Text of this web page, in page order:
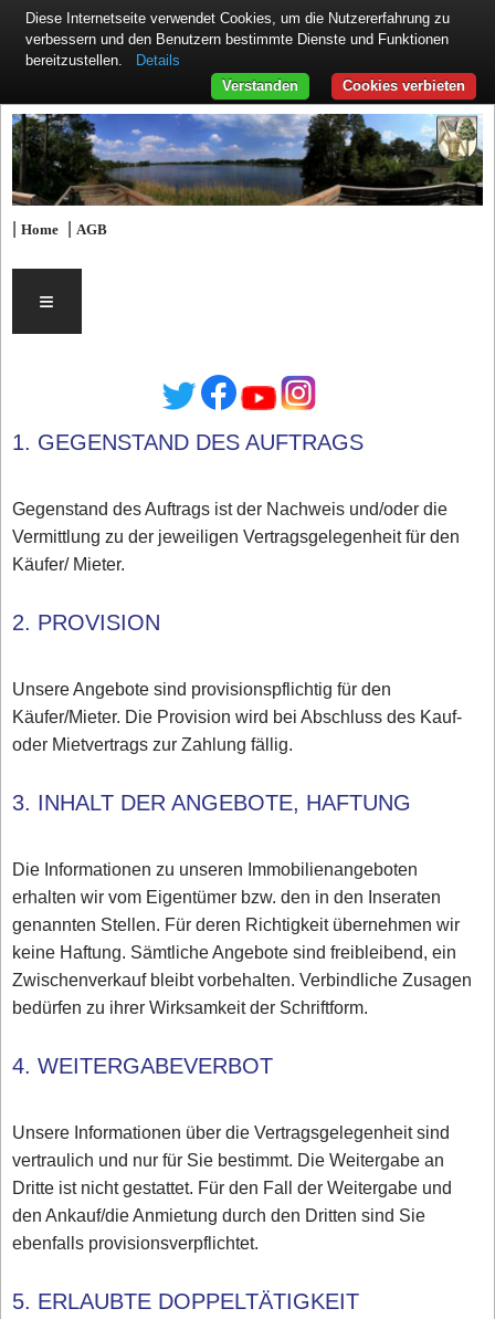
|Home |AGB
≡
1. GEGENSTAND DES AUFTRAGS
Gegenstand des Auftrags ist der Nachweis und/oder die
Vermittlung zu der jeweiligen Vertragsgelegenheit für den
Käufer/ Mieter.
2. PROVISION
Unsere Angebote sind provisionspflichtig für den
Käufer/Mieter. Die Provision wird bei Abschluss des Kauf-
oder Mietvertrags zur Zahlung fällig.
3. INHALT DER ANGEBOTE, HAFTUNG
Die Informationen zu unseren Immobilienangeboten
erhalten wir vom Eigentümer bzw. den in den Inseraten
genannten Stellen. Für deren Richtigkeit übernehmen wir
keine Haftung. Sämtliche Angebote sind freibleibend, ein
Zwischenverkauf bleibt vorbehalten. Verbindliche Zusagen
bedürfen zu ihrer Wirksamkeit der Schriftform.
4. WEITERGABEVERBOT
Unsere Informationen über die Vertragsgelegenheit sind
vertraulich und nur für Sie bestimmt. Die Weitergabe an
Dritte ist nicht gestattet. Für den Fall der Weitergabe und
den Ankauf/die Anmietung durch den Dritten sind Sie
ebenfalls provisionsverpflichtet.
5. ERLAUBTE DOPPELTÄTIGKEIT
Diese Internetseite verwendet Cookies, um die Nutzererfahrung zu
verbessern und den Benutzern bestimmte Dienste und Funktionen
bereitzustellen.
Details
Cookies verbieten
Verstanden